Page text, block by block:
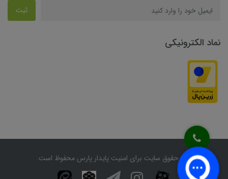
ثبت
نماد الکترونیکی
کلیه حقوق سایت برای امنیت پایدار پارس محفوظ است.